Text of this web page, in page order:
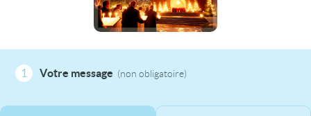
1 Votre message (non obligatoire)